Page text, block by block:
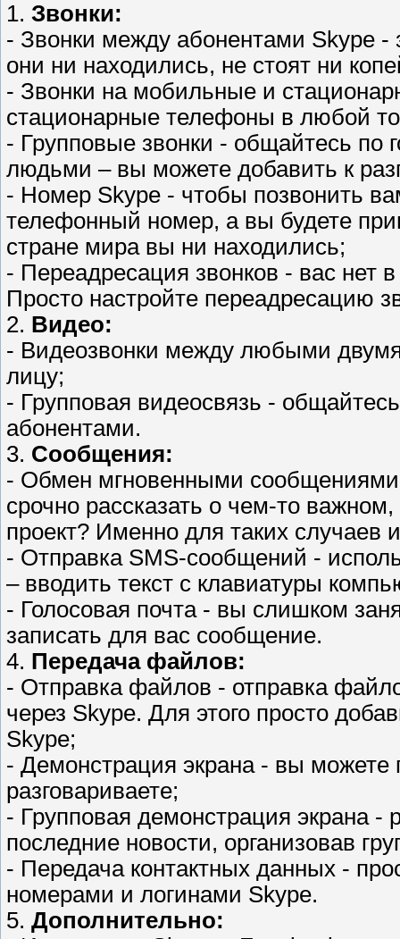
1. Звонки:
- Звонки между абонентами Skype -
они ни находились, не стоят ни
- Звонки на мобильные и
стационарные телефоны в любой
- Групповые звонки - общайтесь по
людьми – вы можете добавить к
- Номер Skype - чтобы позвонить
телефонный номер, а вы будете
стране мира вы ни находились;
- Переадресация звонков - вас нет
Просто настройте переадресацию
2. Видео:
- Видеозвонки между любыми
лицу;
- Групповая видеосвязь -
абонентами.
3. Сообщения:
- Обмен мгновенными сообщениями
срочно рассказать о чем-то
проект? Именно для таких случаев
- Отправка SMS-сообщений -
– вводить текст с клавиатуры
- Голосовая почта - вы слишком
записать для вас сообщение.
4. Передача файлов:
- Отправка файлов - отправка
через Skype. Для этого просто
Skype;
- Демонстрация экрана - вы можете
разговариваете;
- Групповая демонстрация экрана
последние новости, организовав
- Передача контактных данных -
номерами и логинами Skype.
5. Дополнительно: